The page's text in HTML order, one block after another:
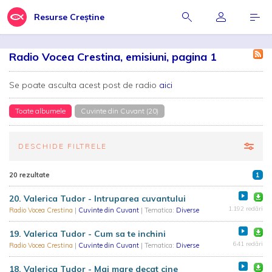
Resurse Creștine
Radio Vocea Crestina, emisiuni, pagina 1
Se poate asculta acest post de radio aici
Toate albumele Cuvinte din Cuvant (20)
DESCHIDE FILTRELE
20 rezultate 1
20. Valerica Tudor - Intruparea cuvantului
Radio Vocea Crestina | Cuvinte din Cuvant | Tematica: Diverse 1.192 redări
19. Valerica Tudor - Cum sa te inchini
Radio Vocea Crestina | Cuvinte din Cuvant | Tematica: Diverse 641 redări
18. Valerica Tudor - Mai mare decat cine